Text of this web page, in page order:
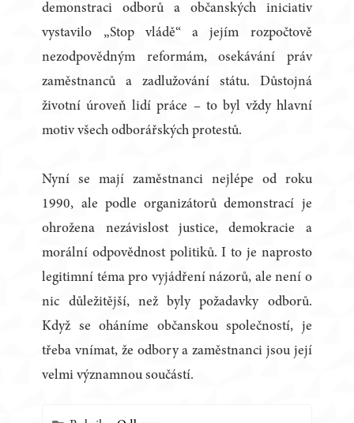
demonstraci odborů a občanských iniciativ
vystavilo „Stop vládě“ a jejím rozpočtově
nezodpovědným reformám, osekávání práv
zaměstnanců a zadlužování státu. Důstojná
životní úroveň lidí práce – to byl vždy hlavní
motiv všech odborářských protestů.
Nyní se mají zaměstnanci nejlépe od roku
1990, ale podle organizátorů demonstrací je
ohrožena nezávislost justice, demokracie a
morální odpovědnost politiků. I to je naprosto
legitimní téma pro vyjádření názorů, ale není o
nic důležitější, než byly požadavky odborů.
Když se oháníme občanskou společností, je
třeba vnímat, že odbory a zaměstnanci jsou její
velmi významnou součástí.